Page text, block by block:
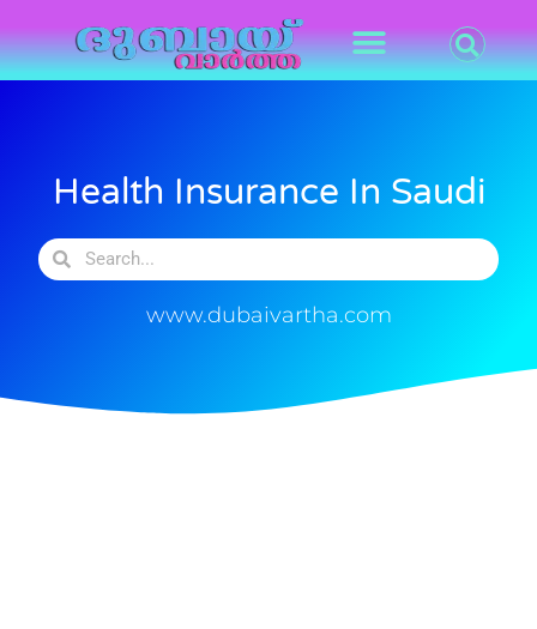
Health Insurance In Saudi
www.dubaivartha.com